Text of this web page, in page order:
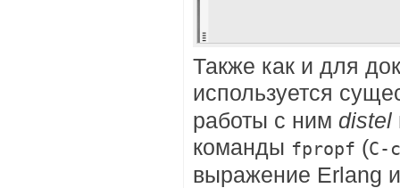
Также как и для
используется
работы с ним distel
команды fpropf (C-
выражение Erlang и